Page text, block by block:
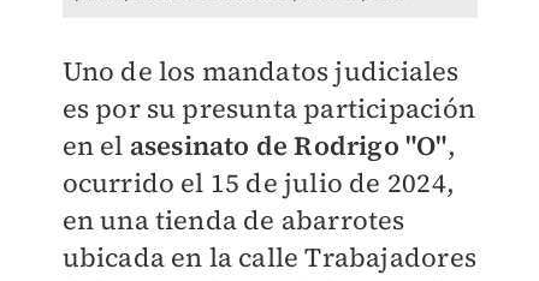
Uno de los mandatos judiciales
es por su presunta participación
en el asesinato de Rodrigo "O",
ocurrido el 15 de julio de 2024,
en una tienda de abarrotes
ubicada en la calle Trabajadores